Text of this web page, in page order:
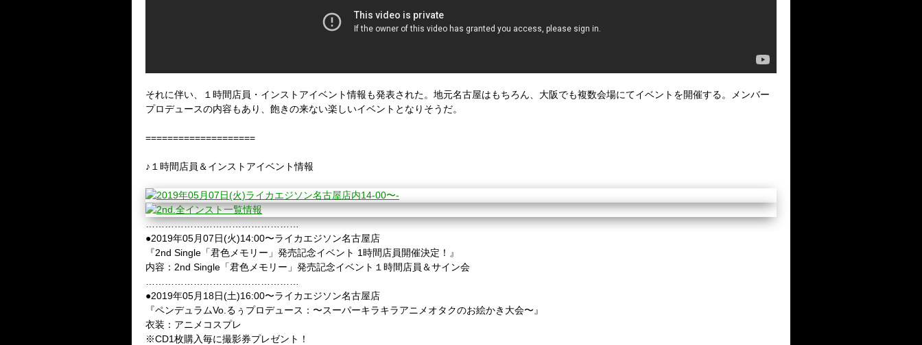
それに伴い、１時間店員・インストアイベント情報も発表された。地元名古屋はもちろん、大阪でも複数会場にてイベントを開催する。メンバー
プロデュースの内容もあり、飽きの来ない楽しいイベントとなりそうだ。
====================
♪１時間店員＆インストアイベント情報
…………………………………………
●2019年05月07日(火)14:00〜ライカエジソン名古屋店
『2nd Single「君色メモリー」発売記念イベント 1時間店員開催決定！』
内容：2nd Single「君色メモリー」発売記念イベント１時間店員＆サイン会
●2019年05月18日(土)16:00〜ライカエジソン名古屋店
『ペンデュラムVo.るぅプロデュース：〜スーパーキラキラアニメオタクのお絵かき大会〜』
衣装：アニメコスプレ
※CD1枚購入毎に撮影券プレゼント！